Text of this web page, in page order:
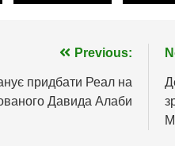
Previous:
придбати Реал на
Давида Алаби